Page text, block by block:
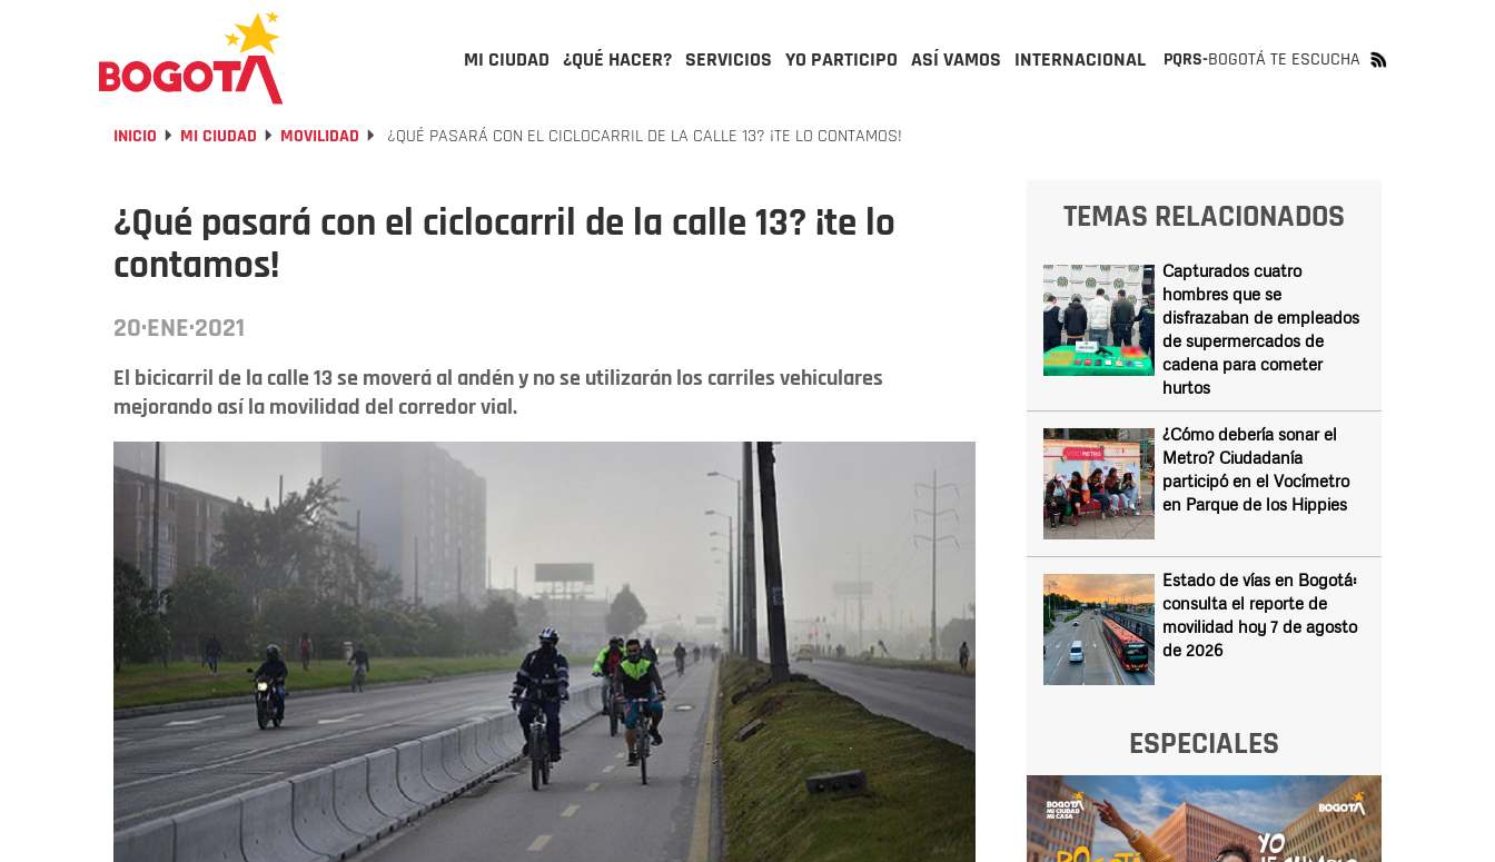
MI CIUDAD ¿QUÉ HACER? SERVICIOS YO PARTICIPO ASÍ VAMOS INTERNACIONAL PQRS-BOGOTÁ TE ESCUCHA
INICIO MI CIUDAD MOVILIDAD ¿QUÉ PASARÁ CON EL CICLOCARRIL DE LA CALLE 13? ¡TE LO CONTAMOS!
¿Qué pasará con el ciclocarril de la calle 13? ¡te lo
contamos!
20·ENE·2021
El bicicarril de la calle 13 se moverá al andén y no se utilizarán los carriles vehiculares
mejorando así la movilidad del corredor vial.
TEMAS RELACIONADOS
Capturados cuatro
hombres que se
disfrazaban de empleados
de supermercados de
cadena para cometer
hurtos
¿Cómo debería sonar el
Metro? Ciudadanía
participó en el Vocímetro
en Parque de los Hippies
Estado de vías en Bogotá:
consulta el reporte de
movilidad hoy 7 de agosto
de 2026
ESPECIALES